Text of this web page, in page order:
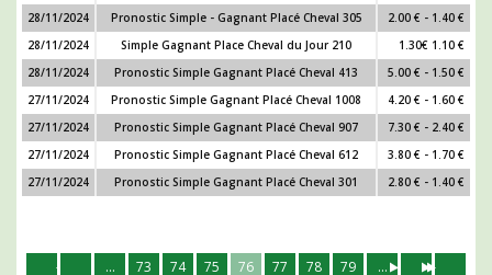
28/11/2024
Pronostic Simple - Gagnant Placé Cheval 305
2.00 € - 1.40 €
28/11/2024
Simple Gagnant Place Cheval du Jour 210
1.30€ 1.10 €
28/11/2024
Pronostic Simple Gagnant Placé Cheval 413
5.00 € - 1.50 €
27/11/2024
Pronostic Simple Gagnant Placé Cheval 1008
4.20 € - 1.60 €
27/11/2024
Pronostic Simple Gagnant Placé Cheval 907
7.30 € - 2.40 €
27/11/2024
Pronostic Simple Gagnant Placé Cheval 612
3.80 € - 1.70 €
27/11/2024
Pronostic Simple Gagnant Placé Cheval 301 2.80 € - 1.40 €
... 73 74 75 76 77 78 79 ...